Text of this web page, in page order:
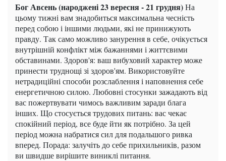
Бог Авсень (народжені 23 вересня - 21 грудня)На
цьому тижні вам знадобиться максимальна чесність
перед собою і іншими людьми, які не принижують
правду. Так само можливо занурення в себе, очікується
внутрішній конфлікт між бажаннями і життєвими
обставинами. Здоров'я: ваш вибуховий характер може
принести труднощі зі здоров'ям. Використовуйте
нетрадиційні способи розслаблення і наповнення себе
енергетичною силою. Любовні стосунки зажадають від
вас пожертвувати чимось важливим заради блага
інших. Що стосується трудових питань: вас чекає
спокійний період, все буде йти як потрібно. За цей
період можна набратися сил для подальшого ривка
вперед. Порада: залучіть до себе прихильників, разом
ви швидше вирішите виниклі питання.